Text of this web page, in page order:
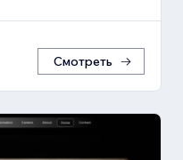
Смотреть